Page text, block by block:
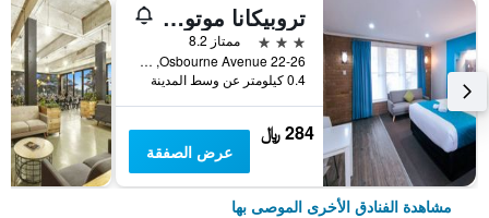
تروبيكانا موتور إن
3 نجوم
ممتاز 8.2
22-26 Osbourne Avenue, كاوز, VIC, أستراليا
0.4 كيلومتر عن وسط المدينة
284 ﷼
عرض الصفقة
مشاهدة الفنادق الأخرى الموصى بها